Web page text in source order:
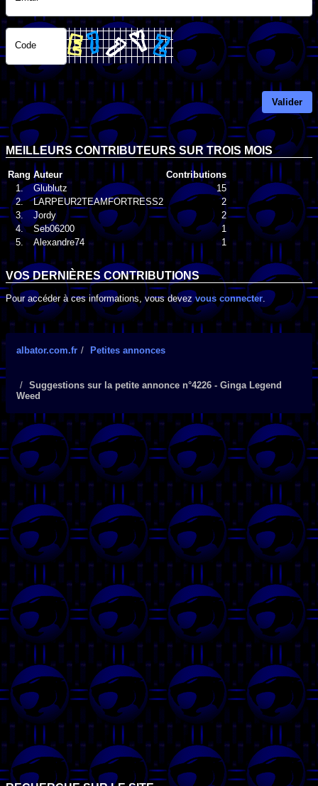
Code
Valider
MEILLEURS CONTRIBUTEURS SUR TROIS MOIS
Rang Auteur
Contributions
1.
Glublutz
15
2.
LARPEUR2TEAMFORTRESS2
2
3.
Jordy
2
4.
Seb06200
1
5.
Alexandre74 1
VOS DERNIÈRES CONTRIBUTIONS
Pour accéder à ces informations, vous devezvous connecter
albator.com.fr Petites annonces
Suggestions sur la petite annonce n°4226 - Ginga Legend
Weed